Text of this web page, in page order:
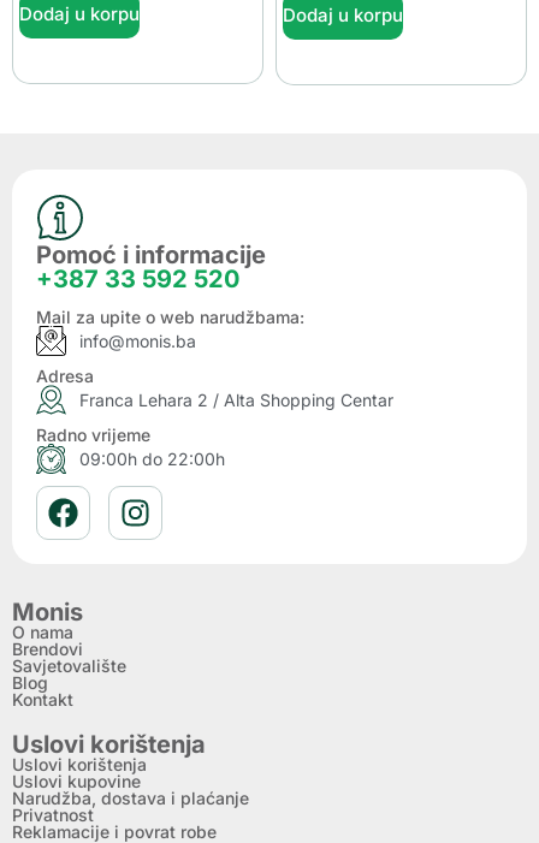
Dodaj u korpu Dodaj u korpu
Pomoć i informacije
+387 33 592 520
Mail za upite o web narudžbama:
info@monis.ba
Adresa
Franca Lehara 2 / Alta Shopping Centar
Radno vrijeme
09:00h do 22:00h
Monis
O nama
Brendovi
Savjetovalište
Blog
Kontakt
Uslovi korištenja
Uslovi korištenja
Uslovi kupovine
Narudžba, dostava i plaćanje
Privatnost
Reklamacije i povrat robe